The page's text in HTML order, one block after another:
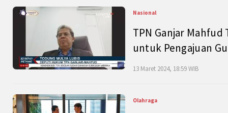
Nasional
TPN Ganjar
untuk Pengajuan
13 Maret 2024, 18:59 WIB
Olahraga